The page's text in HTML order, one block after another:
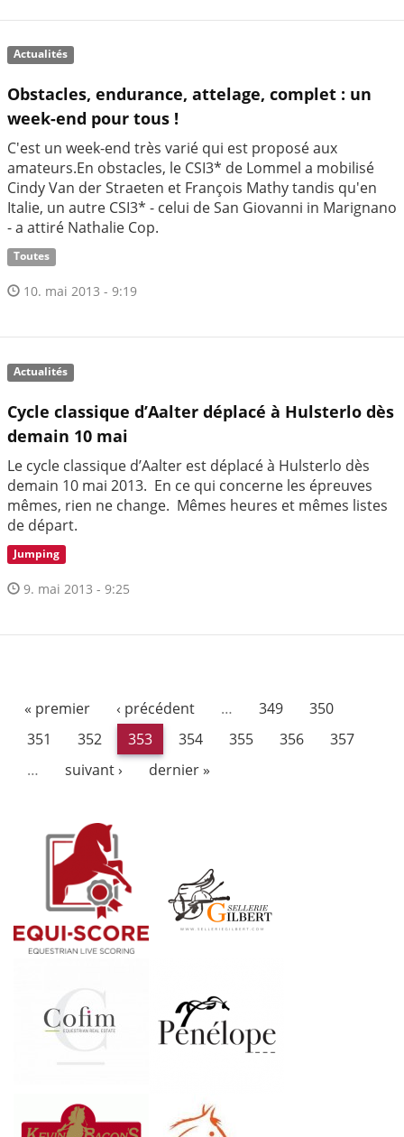
Actualités
Obstacles, endurance, attelage, complet : un
week-end pour tous !
C'est un week-end très varié qui est proposé aux
amateurs.En obstacles, le CSI3* de Lommel a mobilisé
Cindy Van der Straeten et François Mathy tandis qu'en
Italie, un autre CSI3* - celui de San Giovanni in Marignano
- a attiré Nathalie Cop.
Toutes
10. mai 2013 - 9:19
Actualités
Cycle classique d’Aalter déplacé à Hulsterlo dès
demain 10 mai
Le cycle classique d’Aalter est déplacé à Hulsterlo dès
demain 10 mai 2013. En ce qui concerne les épreuves
mêmes, rien ne change. Mêmes heures et mêmes listes
de départ.
Jumping
9. mai 2013 - 9:25
« premier ‹ précédent … 349
350
351
352 353 354 355 356
357
…
suivant › dernier »